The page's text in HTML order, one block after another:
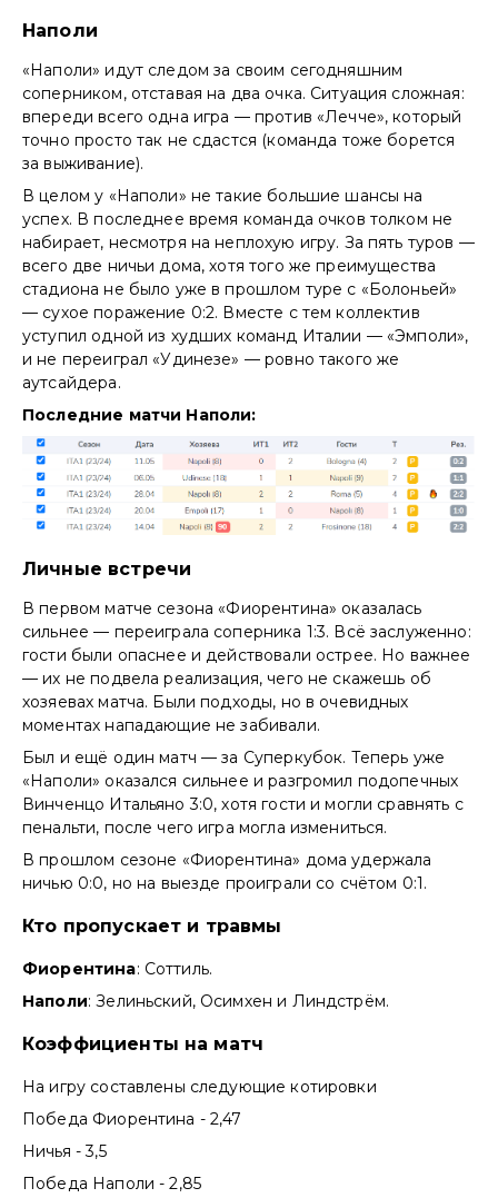
Наполи
«Наполи» идут следом за своим сегодняшним
соперником, отставая на два очка. Ситуация сложная:
впереди всего одна игра — против «Лечче», который
точно просто так не сдастся (команда тоже борется
за выживание).
В целом у «Наполи» не такие большие шансы на
успех. В последнее время команда очков толком не
набирает, несмотря на неплохую игру. За пять туров —
всего две ничьи дома, хотя того же преимущества
стадиона не было уже в прошлом туре с «Болоньей»
— сухое поражение 0:2. Вместе с тем коллектив
уступил одной из худших команд Италии — «Эмполи»,
и не переиграл «Удинезе» — ровно такого же
аутсайдера.
Последние матчи Наполи:
Личные встречи
В первом матче сезона «Фиорентина» оказалась
сильнее — переиграла соперника 1:3. Всё заслуженно:
гости были опаснее и действовали острее. Но важнее
— их не подвела реализация, чего не скажешь об
хозяевах матча. Были подходы, но в очевидных
моментах нападающие не забивали.
Был и ещё один матч — за Суперкубок. Теперь уже
«Наполи» оказался сильнее и разгромил подопечных
Винченцо Итальяно 3:0, хотя гости и могли сравнять с
пенальти, после чего игра могла измениться.
В прошлом сезоне «Фиорентина» дома удержала
ничью 0:0, но на выезде проиграли со счётом 0:1.
Кто пропускает и травмы
Фиорентина: Соттиль.
Наполи: Зелиньский, Осимхен и Линдстрём.
Коэффициенты на матч
На игру составлены следующие котировки
Победа Фиорентина - 2,47
Ничья - 3,5
Победа Наполи - 2,85